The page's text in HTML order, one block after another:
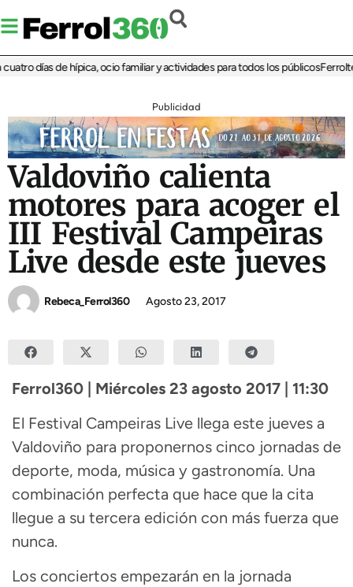
días de hípica, ocio familiar y actividades para todos los públicos
Publicidad
Valdoviño calienta
motores para acoger el
III Festival Campeiras
Live desde este jueves
Rebeca_Ferrol360 Agosto 23, 2017
Ferrol360 | Miércoles 23 agosto 2017 | 11:30
El Festival Campeiras Live llega este jueves a
Valdoviño para proponernos cinco jornadas de
deporte, moda, música y gastronomía. Una
combinación perfecta que hace que la cita
llegue a su tercera edición con más fuerza que
nunca.
Los conciertos empezarán en la jornada